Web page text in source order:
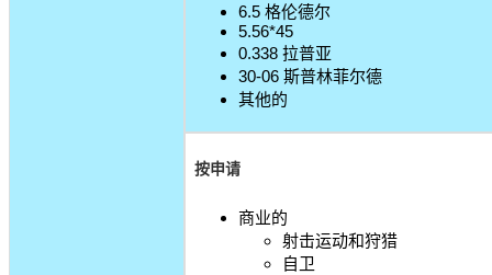
6.5 格伦德尔
5.56*45
0.338 拉普亚
30-06 斯普林菲尔德
其他的
按申请
商业的
射击运动和狩猎
自卫